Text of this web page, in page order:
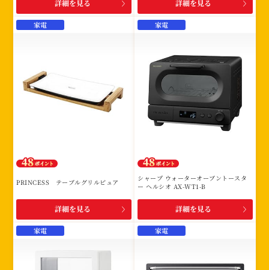
詳細を見る 詳細を見る
家電
PRINCESS テーブルグリルピュア
詳細を見る
家電
シャープ ウォーターオーブントースタ
ー ヘルシオ AX-WT1-B
詳細を見る
家電 家電